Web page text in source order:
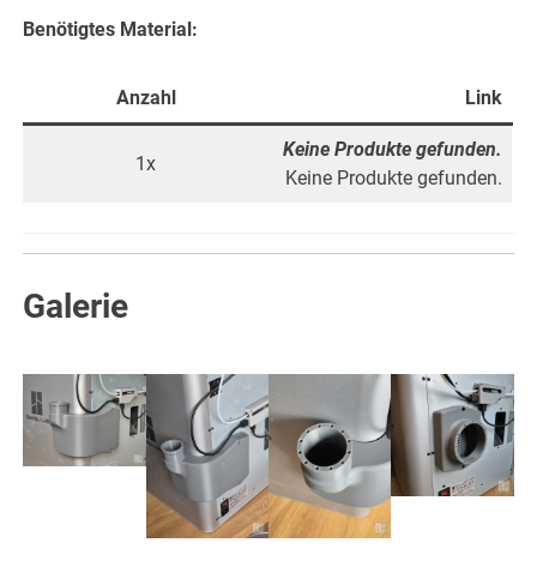
Benötigtes Material:
Anzahl Link
1x
Keine Produkte gefunden.
Keine Produkte gefunden.
Galerie